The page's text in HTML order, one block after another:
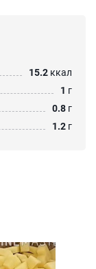
15.2 ккал
1 г
0.8 г
1.2 г